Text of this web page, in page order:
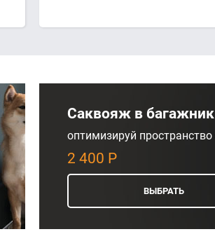
Саквояж в багажник
оптимизируй
2 400 Р
ВЫБРАТЬ